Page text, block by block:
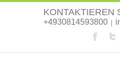
KONTAKTIEREN
+4930814593800